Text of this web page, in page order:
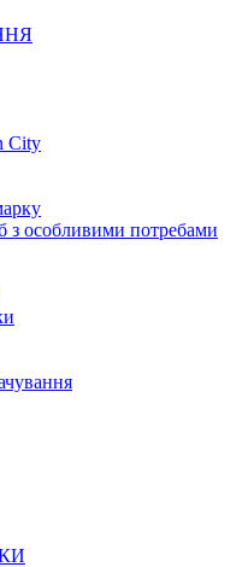
City
з особливими потребами